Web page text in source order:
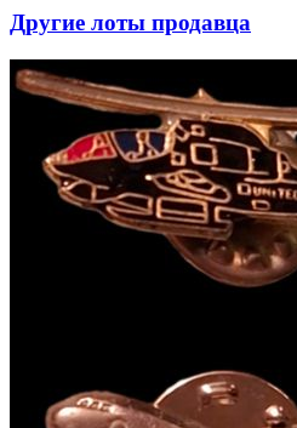
Другие лоты продавца